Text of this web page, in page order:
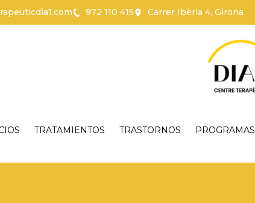
972 110 415 Carrer Ibèria 4, Girona
TRATAMIENTOS TRASTORNOS PROGRAMAS